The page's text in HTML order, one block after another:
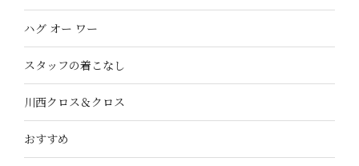
ハグ オー ワー
スタッフの着こなし
川西クロス＆クロス
おすすめ